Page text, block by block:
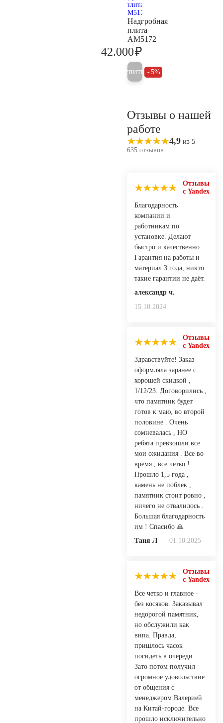
Надгробная
плита
AM5172
42.000₽
Купить 5%
Отзывы о нашей
работе
4,9 из 5
635 отзывов
Отзывы
с Yandex
Благодарность
компании и
работникам по
установке. Делают
быстро и качественно.
Гарантия на работы и
материал 3 года, никто
такие гарантии не даёт.
александр ч.
15.10.2024
Отзывы
с Yandex
Здравствуйте! Заказ
оформляла заранее с
хорошей скидкой ,
1/12/23. Договорились ,
что памятник будет
готов к маю, во второй
половине . Очень
сомневалась , НО
ребята превзошли все
мои ожидания . Все во
время , все четко !
Прошло 1,5 года ,
камень не поблек ,
памятник стоит ровно ,
ничего не отвалилось .
Большая благодарность
им ! Спасибо 🙏
Таня Л
01.10.2025
Отзывы
с Yandex
Все четко и главное -
без косяков. Заказывал
недорогой памятник,
но обслужили как
випа. Правда,
пришлось часок
посидеть в очереди.
Зато потом получил
огромное удовольствие
от общения с
менеджером Валерией
на Китай-городе. Все
прошло исключительно